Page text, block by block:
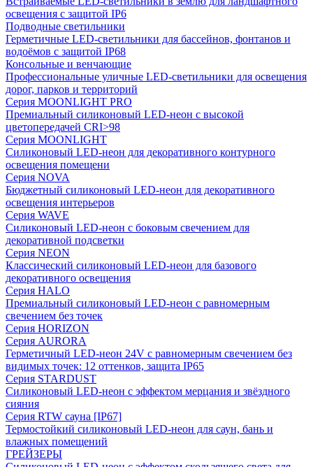
освещения с защитой IP6
Подводные светильники
Герметичные LED-светильники для бассейнов, фонтанов и
водоёмов с защитой IP68
Консольные и венчающие
Профессиональные уличные LED-светильники для освещения
дорог, парков и территорий
Серия MOONLIGHT PRO
Премиальный силиконовый LED-неон с высокой
цветопередачей CRI>98
Серия MOONLIGHT
Силиконовый LED-неон для декоративного контурного
освещения помещени
Серия NOVA
Бюджетный силиконовый LED-неон для декоративного
освещения интерьеров
Серия WAVE
Силиконовый LED-неон с боковым свечением для
декоративной подсветки
Серия NEON
Классический силиконовый LED-неон для базового
декоративного освещения
Серия HALO
Премиальный силиконовый LED-неон с равномерным
свечением без точек
Серия HORIZON
Серия AURORA
Герметичный LED-неон 24V с равномерным свечением без
видимых точек: 12 оттенков, защита IP65
Серия STARDUST
Силиконовый LED-неон с эффектом мерцания и звёздного
сияния
Серия RTW сауна [IP67]
Термостойкий силиконовый LED-неон для саун, бань и
влажных помещений
ГРЕЙЗЕРЫ